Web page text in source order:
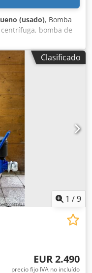
(usado), Bomba
bomba de
bomba de triple
de tornillo tipo
mangueras - Caudal:
kW / 1800 rpm -
m / 1x 6 m
1230/900/Alt960
Clasificado
1 /9
EUR 2.490
precio fijo IVA no incluído